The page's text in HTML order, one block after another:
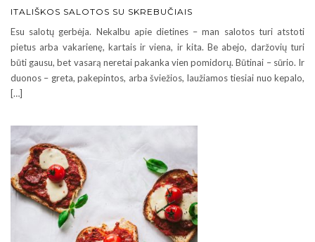
ITALIŠKOS SALOTOS SU SKREBUČIAIS
Esu salotų gerbėja. Nekalbu apie dietines – man salotos turi atstoti
pietus arba vakarienę, kartais ir viena, ir kita. Be abejo, daržovių turi
būti gausu, bet vasarą neretai pakanka vien pomidorų. Būtinai – sūrio. Ir
duonos – greta, pakepintos, arba šviežios, laužiamos tiesiai nuo kepalo,
[…]